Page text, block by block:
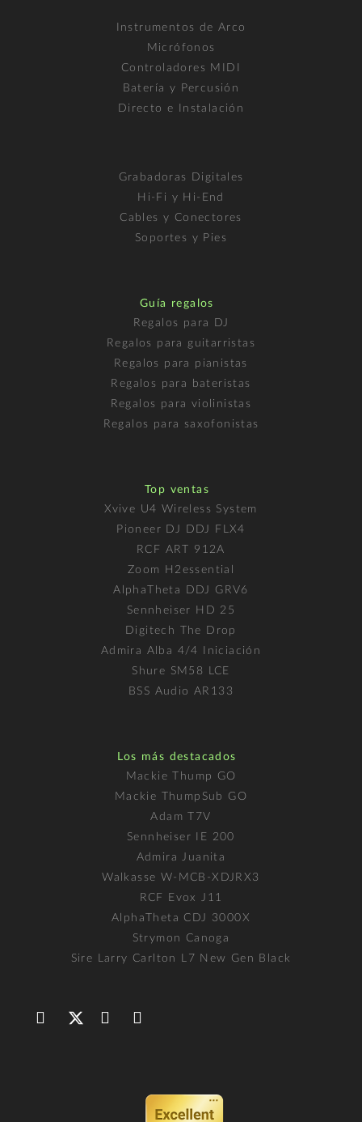
Instrumentos de Arco
Micrófonos
Controladores MIDI
Batería y Percusión
Directo e Instalación
Grabadoras Digitales
Hi-Fi y Hi-End
Cables y Conectores
Soportes y Pies
Guía regalos
Regalos para DJ
Regalos para guitarristas
Regalos para pianistas
Regalos para bateristas
Regalos para violinistas
Regalos para saxofonistas
Top ventas
Xvive U4 Wireless System
Pioneer DJ DDJ FLX4
RCF ART 912A
Zoom H2essential
AlphaTheta DDJ GRV6
Sennheiser HD 25
Digitech The Drop
Admira Alba 4/4 Iniciación
Shure SM58 LCE
BSS Audio AR133
Los más destacados
Mackie Thump GO
Mackie ThumpSub GO
Adam T7V
Sennheiser IE 200
Admira Juanita
Walkasse W-MCB-XDJRX3
RCF Evox J11
AlphaTheta CDJ 3000X
Strymon Canoga
Sire Larry Carlton L7 New Gen Black